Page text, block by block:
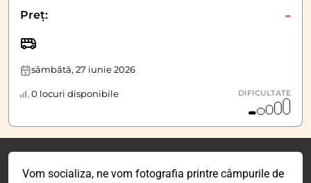
Preț: -
sâmbătă, 27 iunie 2026
0 locuri disponibile DIFICULTATE
Vom socializa, ne vom fotografia printre câmpurile de